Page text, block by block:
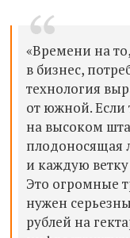
«Времени на
в бизнес,
технология
от южной. Если
на высоком
плодоносящая
и каждую
Это огромные
нужен
рублей на